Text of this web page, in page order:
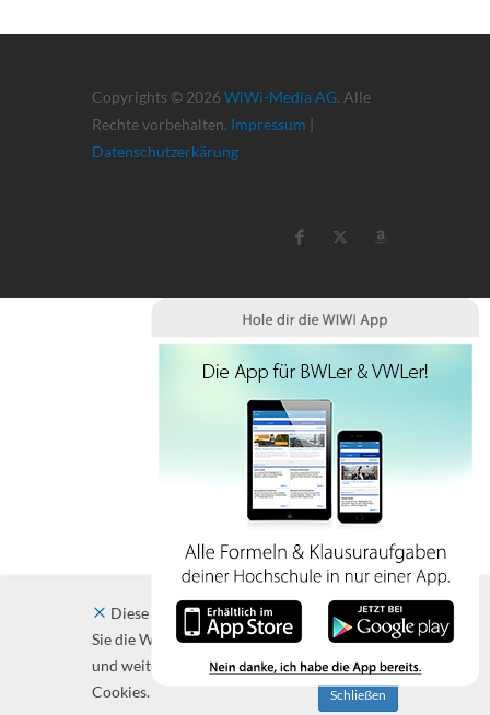
Copyrights © 2026 WiWi-Media AG. Alle
Rechte vorbehalten. Impressum |
Datenschutzerkärung
Diese Website verwendet Cookies. Indem
Sie die Website und ihre Angebote nutzen
und weiter navigieren, akzeptieren Sie diese
Cookies.
Schließen